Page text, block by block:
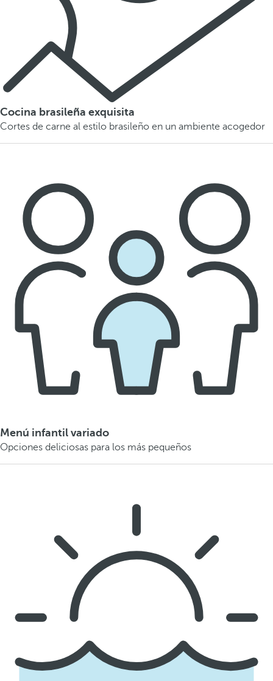
Cocina brasileña exquisita
Cortes de carne al estilo brasileño en un ambiente acogedor
Menú infantil variado
Opciones deliciosas para los más pequeños